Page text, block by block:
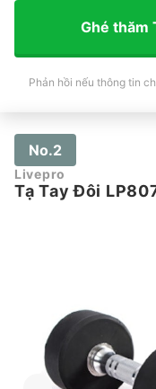
Ghé thăm
Phản hồi nếu thông tin
No.2
Livepro
Tạ Tay Đôi